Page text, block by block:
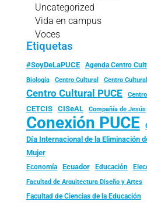
Uncategorized
Vida en campus
Voces
Etiquetas
#SoyDeLaPUCE Agenda Centro
Biología
Centro Cultural Centro
Centro Cultural PUCE
CETCIS CISeAL Compañía de Jesús
Conexión PUCE
Día Internacional de la Eliminación
Mujer
Economía Ecuador Educación
Facultad de Arquitectura Diseño y Artes
Facultad de Ciencias de la Educación